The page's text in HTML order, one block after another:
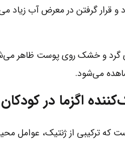
و قرار گرفتن در معرض آب زیاد
گرد و خشک روی پوست ظاهر
می‌شود.
اگزما در کودکان
که ترکیبی از ژنتیک، عوامل